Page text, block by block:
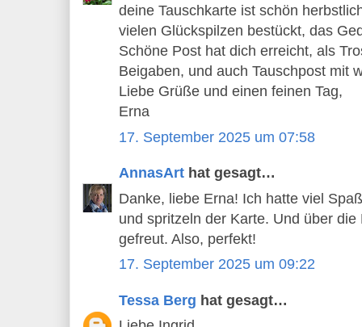
deine Tauschkarte ist schön
vielen Glückspilzen bestückt, das
Schöne Post hat dich erreicht, als
Beigaben, und auch Tauschpost mit
Liebe Grüße und einen feinen Tag,
Erna
17. September 2025 um 07:58
AnnasArt hat gesagt…
Danke, liebe Erna! Ich hatte viel
und spritzeln der Karte. Und über
gefreut. Also, perfekt!
17. September 2025 um 09:22
Tessa Berg hat gesagt…